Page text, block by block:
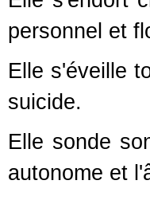
personnel et
Elle s'éveille
suicide.
Elle sonde
autonome et